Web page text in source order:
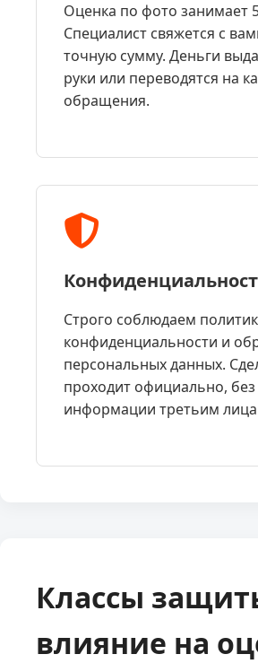
Оценка по фото занимает
Специалист свяжется с
точную сумму. Деньги
руки или переводятся на
обращения.
Строго соблюдаем
конфиденциальности и
персональных данных.
проходит официально,
информации третьим
Классы
влияние на